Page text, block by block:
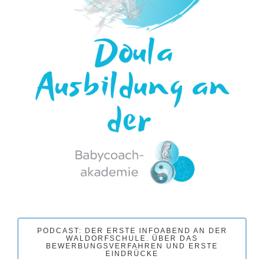
PODCAST: DER ERSTE INFOABEND AN DER
WALDORFSCHULE. ÜBER DAS
BEWERBUNGSVERFAHREN UND ERSTE
EINDRÜCKE